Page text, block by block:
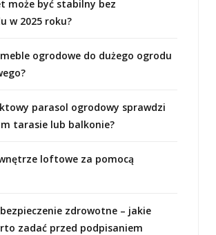
może być stabilny bez
w 2025 roku?
ogrodowe do dużego ogrodu
parasol ogrodowy sprawdzi
tarasie lub balkonie?
loftowe za pomocą
zdrowotne – jakie
zadać przed podpisaniem